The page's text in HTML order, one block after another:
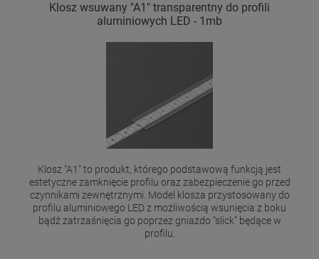
Klosz wsuwany "A1" transparentny do profili
aluminiowych LED - 1mb
Klosz "A1" to produkt, którego podstawową funkcją jest
estetyczne zamknięcie profilu oraz zabezpieczenie go przed
czynnikami zewnętrznymi. Model klosza przystosowany do
profilu aluminiowego LED z możliwością wsunięcia z boku
bądź zatrzaśnięcia go poprzez gniazdo "slick" będące w
profilu.